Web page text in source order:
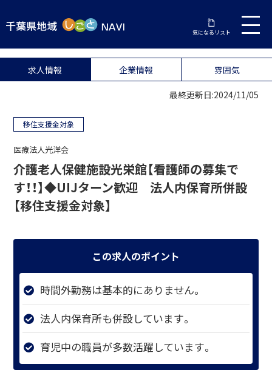
気になるリスト
求人情報 企業情報 雰囲気
最終更新日:2024/11/05
移住支援金対象
医療法人光洋会
介護老人保健施設光栄館【看護師の募集で
す！！】◆UIJターン歓迎 法人内保育所併設
【移住支援金対象】
この求人のポイント
時間外勤務は基本的にありません。
法人内保育所も併設しています。
育児中の職員が多数活躍しています。